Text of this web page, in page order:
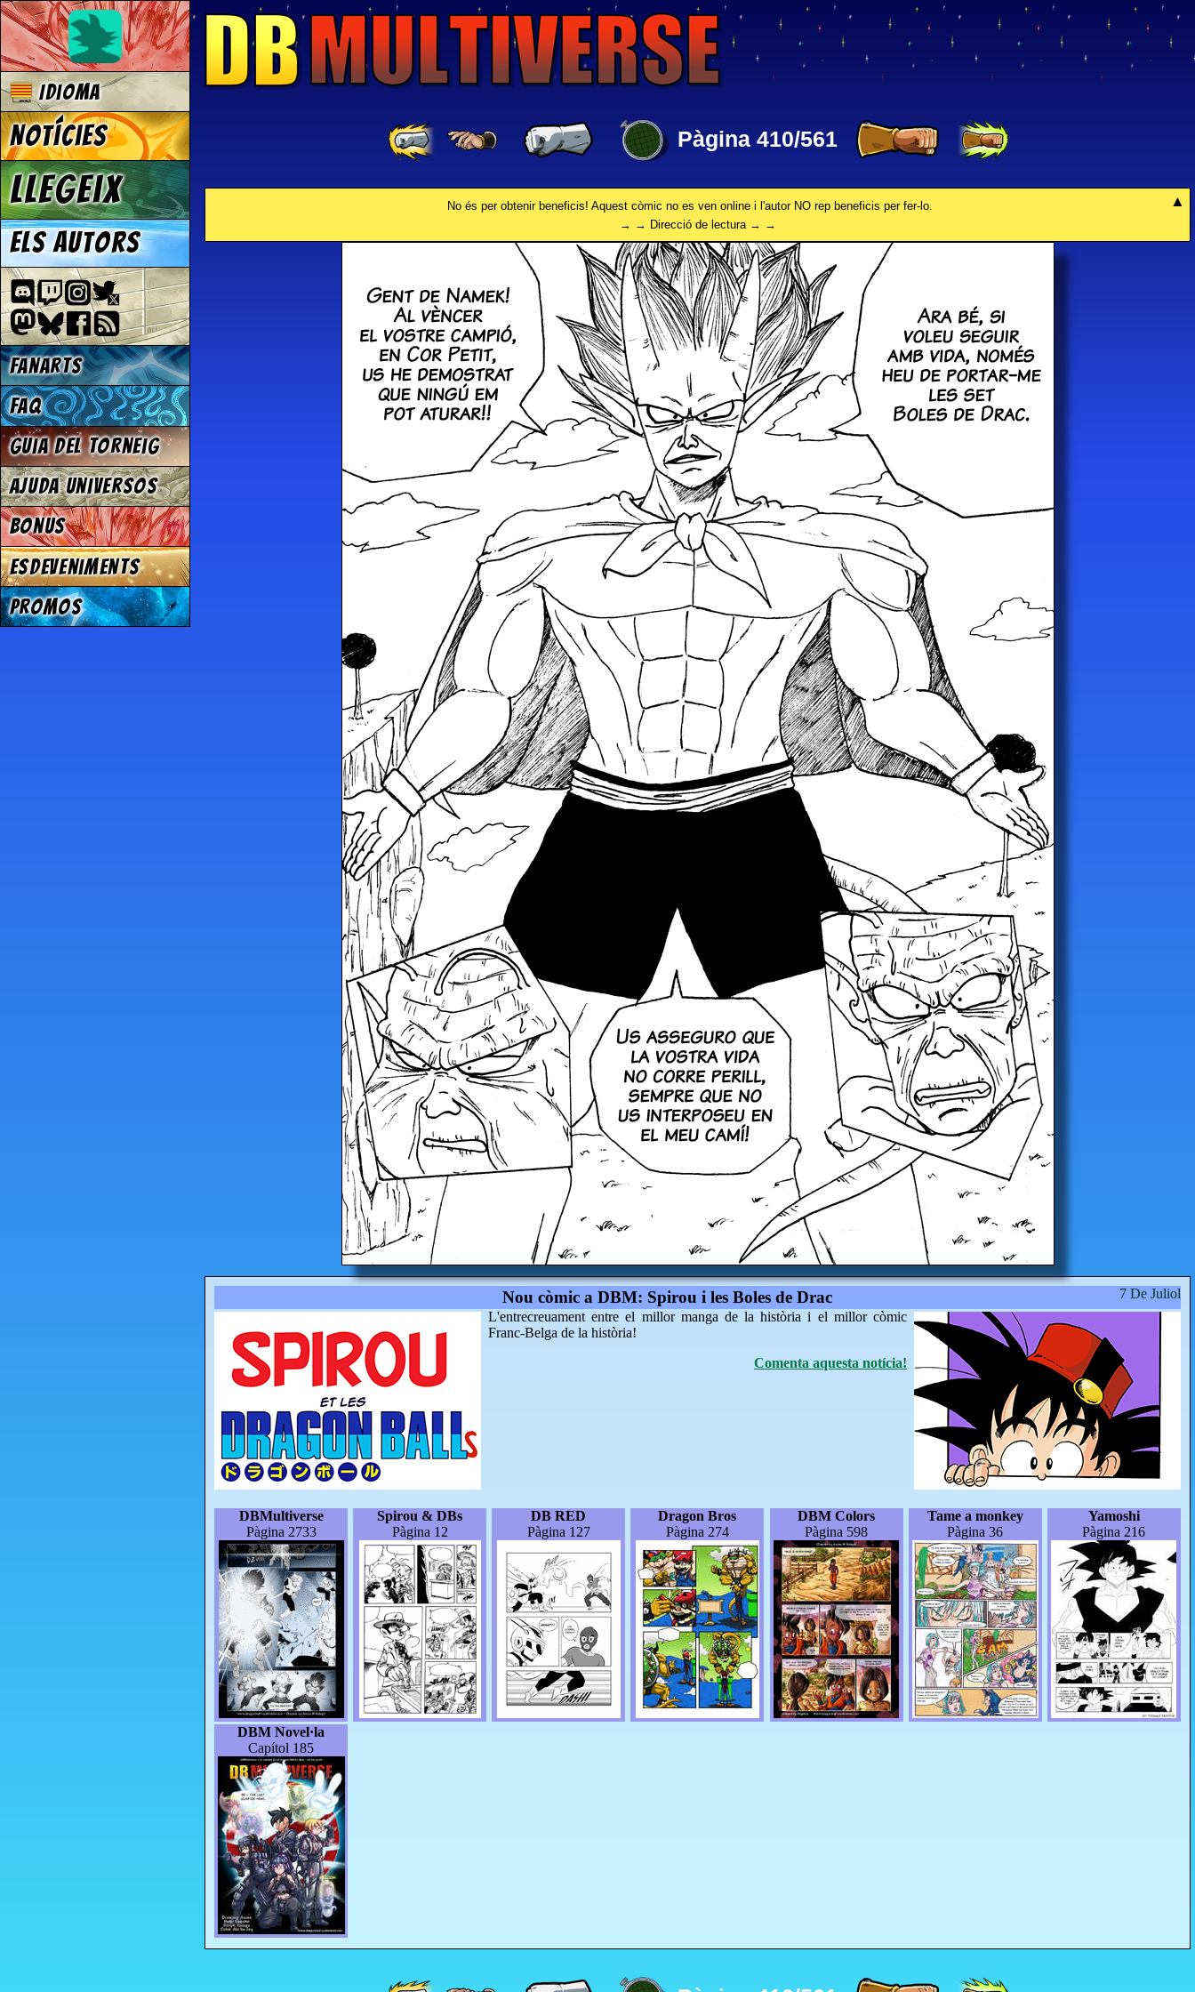
Pàgina 410/561
No és per obtenir beneficis! Aquest còmic no es ven online i l'autor NO rep beneficis per fer-lo.
→ → Direcció de lectura → →
7 De Juliol
Nou còmic a DBM: Spirou i les Boles de Drac
L'entrecreuament entre el millor manga de la història i el millor còmic
Franc-Belga de la història!
Comenta aquesta notícia!
DBMultiverse
Pàgina 2733
Spirou & DBs
Pàgina 12
DB RED
Pàgina 127
Dragon Bros
Pàgina 274
DBM Colors
Pàgina 598
Tame a monkey
Pàgina 36
Yamoshi
Pàgina 216
DBM Novel·la
Capítol 185
Idioma
Notícies
Llegeix
Els autors
Fanarts
FAQ
Guia del torneig
Ajuda Universos
Bonus
Esdeveniments
Promos